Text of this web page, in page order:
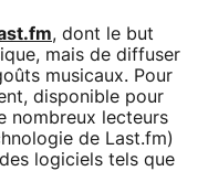
, dont le but
mais de diffuser
musicaux. Pour
disponible pour
nombreux lecteurs
de Last.fm)
logiciels tels que